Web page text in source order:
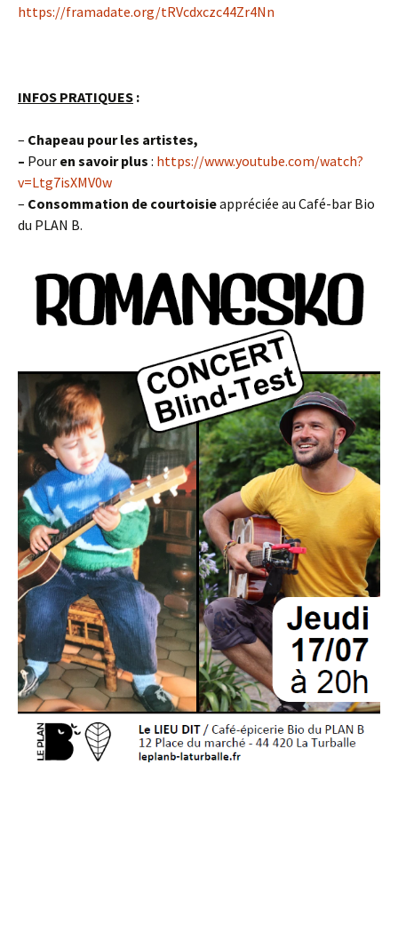
https://framadate.org/tRVcdxczc44Zr4Nn
INFOS PRATIQUES :
– Chapeau pour les artistes,
– Pour en savoir plus : https://www.youtube.com/watch?
v=Ltg7isXMV0w
– Consommation de courtoisieappréciée au Café-bar Bio
du PLAN B.